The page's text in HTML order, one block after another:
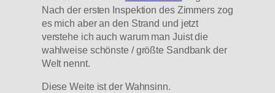
Nach der ersten Inspektion des Zimmers zog
es mich aber an den Strand und jetzt
verstehe ich auch warum man Juist die
wahlweise schönste / größte Sandbank der
Welt nennt.
Diese Weite ist der Wahnsinn.